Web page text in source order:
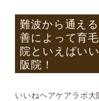
難波から通え
善によって育
院といえばい
阪院！
いいねヘアケアラボ大